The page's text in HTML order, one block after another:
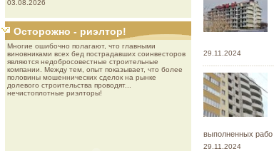
03.08.2026
Осторожно - риэлтор!
Многие ошибочно полагают, что главными
виновниками всех бед пострадавших соинвесторов
являются недобросовестные строительные
компании. Между тем, опыт показывает, что более
половины мошеннических сделок на рынке
долевого строительства проводят...
нечистоплотные риэлторы!
29.11.2024
выполненных рабо
29.11.2024